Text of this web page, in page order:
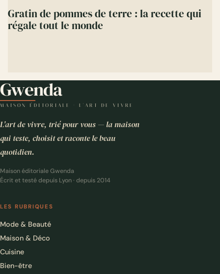
Gratin de pommes de terre : la recette qui
régale tout le monde
Gwenda
MAISON ÉDITORIALE · L'ART DE VIVRE
L'art de vivre, trié pour vous — la maison
qui teste, choisit et raconte le beau
quotidien.
Maison éditoriale Gwenda
Écrit et testé depuis Lyon · depuis 2014
LES RUBRIQUES
Mode & Beauté
Maison & Déco
Cuisine
Bien-être